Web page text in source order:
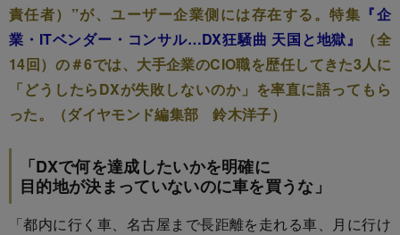
責任者）”が、ユーザー企業側には存在する。特集 『企
業・ITベンダー・コンサル…DX狂騒曲 天国と地獄』
（全
14回）の＃6では、大手企業のCIO職を歴任してきた3人に
「どうしたらDXが失敗しないのか」を率直に語ってもら
った。（ダイヤモンド編集部 鈴木洋子）
「DXで何を達成したいかを明確に
目的地が決まっていないのに車を買うな」
「都内に行く車、名古屋まで長距離を走れる車、月に行け